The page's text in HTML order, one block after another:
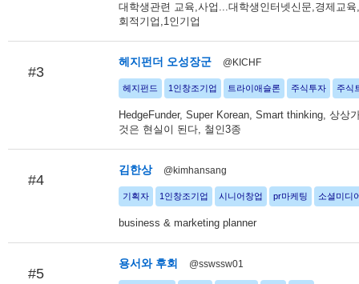
대학생관련 교육,사업...대학생인터넷신문,경제교
회적기업,1인기업
#3
헤지펀더 오성장군 @KICHF
헤지펀드 1인창조기업 트라이애슬론 주식투자 주식
HedgeFunder, Super Korean, Smart thinking, 상상
것은 현실이 된다, 철인3종
#4
김한상 @kimhansang
기획자 1인창조기업 시니어창업 pr마케팅 소셜미디
business & marketing planner
#5
용서와 후회 @sswssw01